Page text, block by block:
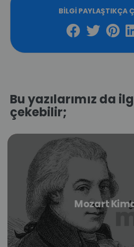
BILGI PAYLAŞTIKÇA
Bu yazılarımız da
çekebilir;
Mozart